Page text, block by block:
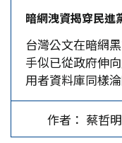
神經興奮劑與抑
FM2等，構成一
派對模式，仿若
寄主刺激，以致
發生異乎正常地
呈現出異乎正常
病原常會於病徵
破外層組織，而
非新聞報導經常
成感染性及非感
菌、放線菌、立
暗網洩資揭穿民
台灣公文在暗網
手似已從政府伸
用者資料庫同樣
稱「街口支付」
包含身分證影本
錄，就連公眾人
作者： 蔡哲明